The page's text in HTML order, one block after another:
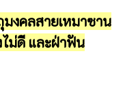
งคลสายเหมาซาน
ม่ดี และฝ่าฟัน